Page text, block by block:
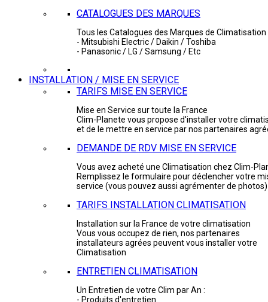
CATALOGUES DES MARQUES
Tous les Catalogues des Marques de Climatisation
- Mitsubishi Electric / Daikin / Toshiba
- Panasonic / LG / Samsung / Etc
INSTALLATION / MISE EN SERVICE
TARIFS MISE EN SERVICE
Mise en Service sur toute la France
Clim-Planete vous propose d'installer votre
et de le mettre en service par nos partenaires
DEMANDE DE RDV MISE EN SERVICE
Vous avez acheté une Climatisation chez Clim-
Remplissez le formulaire pour déclencher votre
service (vous pouvez aussi agrémenter de photos)
TARIFS INSTALLATION CLIMATISATION
Installation sur la France de votre climatisation
Vous vous occupez de rien, nos partenaires
installateurs agrées peuvent vous installer votre
Climatisation
ENTRETIEN CLIMATISATION
Un Entretien de votre Clim par An :
- Produits d'entretien